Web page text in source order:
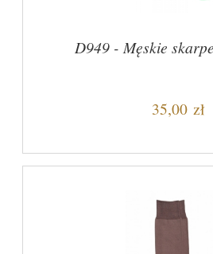
D949 - Męskie
35,00 zł